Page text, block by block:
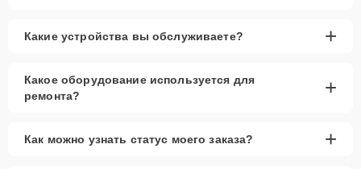
Какие устройства вы обслуживаете? +
Какое оборудование используется для
ремонта?
+
Как можно узнать статус моего заказа? +